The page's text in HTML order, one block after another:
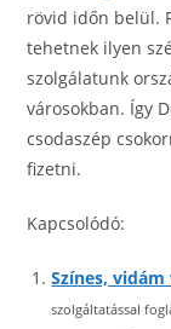
rövid időn belül.
tehetnek ilyen
szolgálatunk
városokban. Így
csodaszép
fizetni.
Kapcsolódó:
Színes,
szolgáltatással